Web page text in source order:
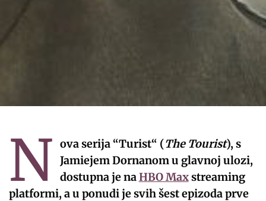
N ova serija “Turist“ (The Tourist), s
Jamiejem Dornanom u glavnoj ulozi,
dostupna je naHBO Maxstreaming
platformi, a u ponudi je svih šest epizoda prve